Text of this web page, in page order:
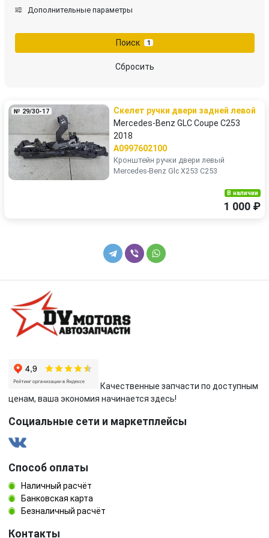
скелет ручки двери передней правой усилитель бампера заднего
Дополнительные параметры
Поиск 1
Сбросить
№ 29/30-17
Скелет ручки двери задней левой
Mercedes-Benz GLC Coupe C253
2018
A0997602100
Кронштейн ручки двери левый
Mercedes-Benz Glc X253 C253
В наличии
1 000 ₽
Качественные запчасти по доступным
ценам, ваша экономия начинается здесь!
Социальные сети и маркетплейсы
Способ оплаты
Наличный расчёт
Банковская карта
Безналичный расчёт
Контакты